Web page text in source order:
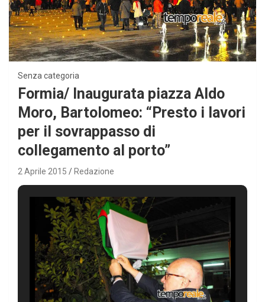
Senza categoria
Formia/ Inaugurata piazza Aldo
Moro, Bartolomeo: “Presto i lavori
per il sovrappasso di
collegamento al porto”
2 Aprile 2015 Redazione